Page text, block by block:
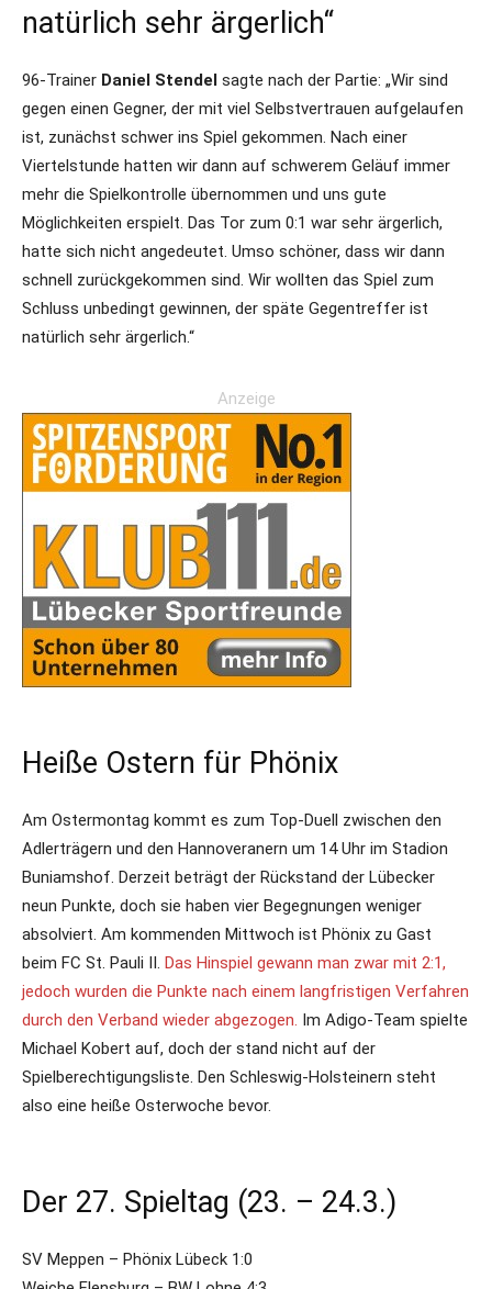
natürlich sehr ärgerlich“
96-Trainer Daniel Stendel sagte nach der Partie: „Wir sind
gegen einen Gegner, der mit viel Selbstvertrauen aufgelaufen
ist, zunächst schwer ins Spiel gekommen. Nach einer
Viertelstunde hatten wir dann auf schwerem Geläuf immer
mehr die Spielkontrolle übernommen und uns gute
Möglichkeiten erspielt. Das Tor zum 0:1 war sehr ärgerlich,
hatte sich nicht angedeutet. Umso schöner, dass wir dann
schnell zurückgekommen sind. Wir wollten das Spiel zum
Schluss unbedingt gewinnen, der späte Gegentreffer ist
natürlich sehr ärgerlich.“
Anzeige
Heiße Ostern für Phönix
Am Ostermontag kommt es zum Top-Duell zwischen den
Adlerträgern und den Hannoveranern um 14 Uhr im Stadion
Buniamshof. Derzeit beträgt der Rückstand der Lübecker
neun Punkte, doch sie haben vier Begegnungen weniger
absolviert. Am kommenden Mittwoch ist Phönix zu Gast
beim FC St. Pauli II. Das Hinspiel gewann man zwar mit 2:1,
jedoch wurden die Punkte nach einem langfristigen Verfahren
durch den Verband wieder abgezogen. Im Adigo-Team spielte
Michael Kobert auf, doch der stand nicht auf der
Spielberechtigungsliste. Den Schleswig-Holsteinern steht
also eine heiße Osterwoche bevor.
Der 27. Spieltag (23. – 24.3.)
SV Meppen – Phönix Lübeck 1:0